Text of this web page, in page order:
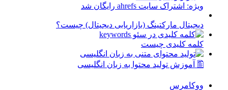
ویژه: اشتراک سایت ahrefs رایگان شد
دیجیتال مارکتینگ (بازاریابی دیجیتال) چیست؟
کلمه کلیدی چیست
🖺 آموزش تولید محتوا به زبان انگلیسی
ووکامرس